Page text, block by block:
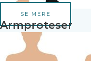
SE MERE
Armproteser